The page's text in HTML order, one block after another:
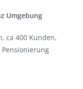
Umgebung
ca 400 Kunden,
Pensionierung